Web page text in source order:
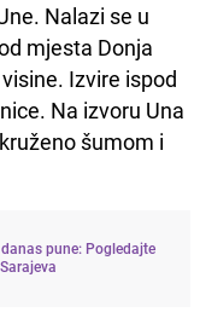
Nalazi se u
mjesta Donja
Izvire ispod
Na izvoru Una
šumom i
pune: Pogledajte